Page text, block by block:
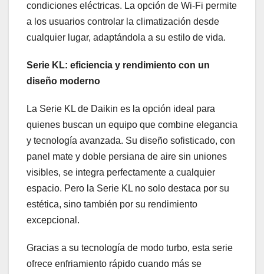
condiciones eléctricas. La opción de Wi-Fi permite
a los usuarios controlar la climatización desde
cualquier lugar, adaptándola a su estilo de vida.
Serie KL: eficiencia y rendimiento con un
diseño moderno
La Serie KL de Daikin es la opción ideal para
quienes buscan un equipo que combine elegancia
y tecnología avanzada. Su diseño sofisticado, con
panel mate y doble persiana de aire sin uniones
visibles, se integra perfectamente a cualquier
espacio. Pero la Serie KL no solo destaca por su
estética, sino también por su rendimiento
excepcional.
Gracias a su tecnología de modo turbo, esta serie
ofrece enfriamiento rápido cuando más se